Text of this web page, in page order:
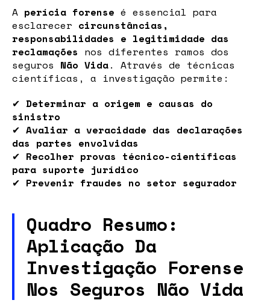
A perícia forense é essencial para
esclarecer circunstâncias,
responsabilidades e legitimidade das
reclamações nos diferentes ramos dos
seguros Não Vida. Através de técnicas
científicas, a investigação permite:
✔ Determinar a origem e causas do
sinistro
✔ Avaliar a veracidade das declarações
das partes envolvidas
✔ Recolher provas técnico-científicas
para suporte jurídico
✔ Prevenir fraudes no setor segurador
Quadro Resumo:
Aplicação Da
Investigação Forense
Nos Seguros Não Vida